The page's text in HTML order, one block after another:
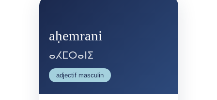
aḥemrani
ⴰⵃⵎⵔⴰⵏⵉ
adjectif masculin